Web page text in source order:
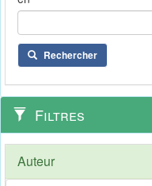
Rechercher
Filtres
Auteur